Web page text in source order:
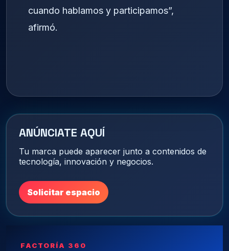
cuando hablamos y participamos”,
afirmó.
ANÚNCIATE AQUÍ
Tu marca puede aparecer junto a contenidos de
tecnología, innovación y negocios.
Solicitar espacio
FACTORÍA 360